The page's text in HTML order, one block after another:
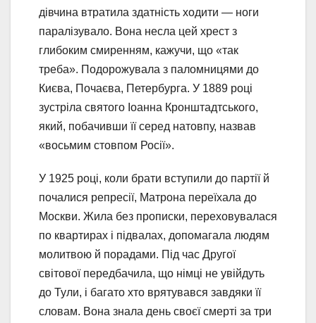
дівчина втратила здатність ходити — ноги
паралізувало. Вона несла цей хрест з
глибоким смиренням, кажучи, що «так
треба». Подорожувала з паломницями до
Києва, Почаєва, Петербурга. У 1889 році
зустріла святого Іоанна Кронштадтського,
який, побачивши її серед натовпу, назвав
«восьмим стовпом Росії».
У 1925 році, коли брати вступили до партії й
почалися репресії, Матрона переїхала до
Москви. Жила без прописки, переховувалася
по квартирах і підвалах, допомагала людям
молитвою й порадами. Під час Другої
світової передбачила, що німці не увійдуть
до Тули, і багато хто врятувався завдяки її
словам. Вона знала день своєї смерті за три